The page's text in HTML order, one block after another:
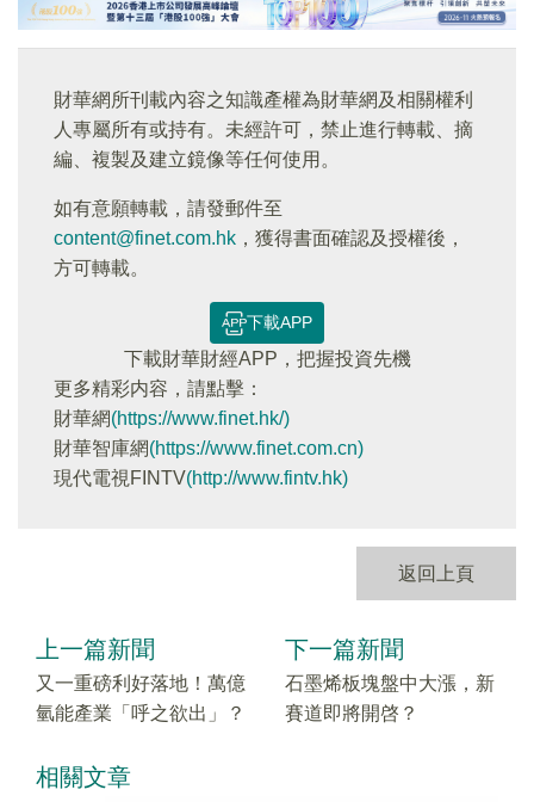
財華網所刊載內容之知識產權為財華網及相關權利
人專屬所有或持有。未經許可，禁止進行轉載、摘
編、複製及建立鏡像等任何使用。
如有意願轉載，請發郵件至
content@finet.com.hk ，獲得書面確認及授權後，
方可轉載。
下載APP
下載財華財經APP，把握投資先機
更多精彩内容，請點擊：
財華網(https://www.finet.hk/)
財華智庫網(https://www.finet.com.cn)
現代電視FINTV(http://www.fintv.hk)
返回上頁
上一篇新聞
又一重磅利好落地！萬億
氫能產業「呼之欲出」？
下一篇新聞
石墨烯板塊盤中大漲，新
賽道即將開啓？
相關文章